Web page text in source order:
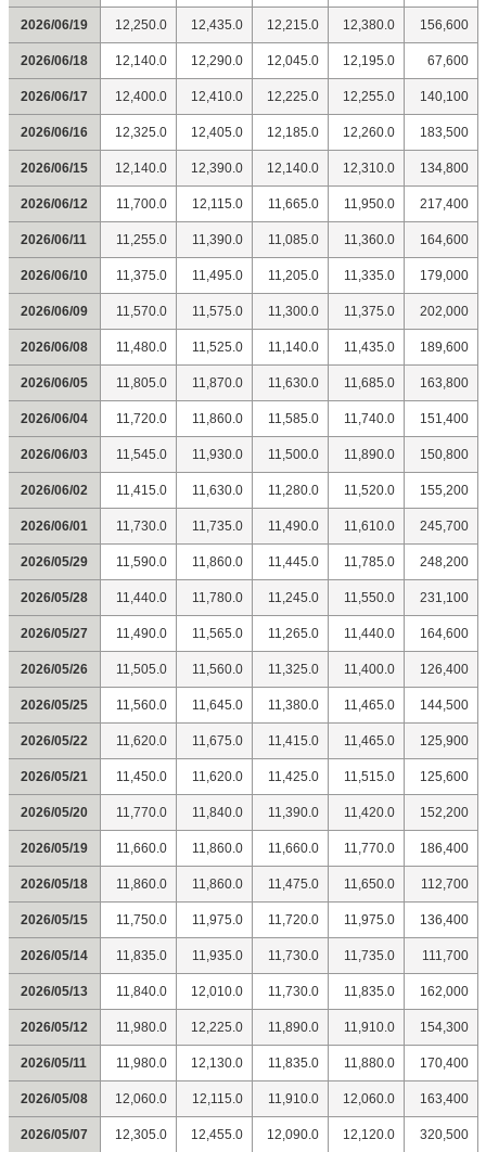
2026/06/19 12,250.0 12,435.0 12,215.0 12,380.0 156,600
2026/06/18 12,140.0 12,290.0 12,045.0 12,195.0 67,600
2026/06/17 12,400.0 12,410.0 12,225.0 12,255.0 140,100
2026/06/16 12,325.0 12,405.0 12,185.0 12,260.0 183,500
2026/06/15 12,140.0 12,390.0 12,140.0 12,310.0 134,800
2026/06/12 11,700.0 12,115.0 11,665.0 11,950.0 217,400
2026/06/11 11,255.0 11,390.0 11,085.0 11,360.0 164,600
2026/06/10 11,375.0 11,495.0 11,205.0 11,335.0 179,000
2026/06/09 11,570.0 11,575.0 11,300.0 11,375.0 202,000
2026/06/08 11,480.0 11,525.0 11,140.0 11,435.0 189,600
2026/06/05 11,805.0 11,870.0 11,630.0 11,685.0 163,800
2026/06/04 11,720.0 11,860.0 11,585.0 11,740.0 151,400
2026/06/03 11,545.0 11,930.0 11,500.0 11,890.0 150,800
2026/06/02 11,415.0 11,630.0 11,280.0 11,520.0 155,200
2026/06/01 11,730.0 11,735.0 11,490.0 11,610.0 245,700
2026/05/29 11,590.0 11,860.0 11,445.0 11,785.0 248,200
2026/05/28 11,440.0 11,780.0 11,245.0 11,550.0 231,100
2026/05/27 11,490.0 11,565.0 11,265.0 11,440.0 164,600
2026/05/26 11,505.0 11,560.0 11,325.0 11,400.0 126,400
2026/05/25 11,560.0 11,645.0 11,380.0 11,465.0 144,500
2026/05/22 11,620.0 11,675.0 11,415.0 11,465.0 125,900
2026/05/21 11,450.0 11,620.0 11,425.0 11,515.0 125,600
2026/05/20 11,770.0 11,840.0 11,390.0 11,420.0 152,200
2026/05/19 11,660.0 11,860.0 11,660.0 11,770.0 186,400
2026/05/18 11,860.0 11,860.0 11,475.0 11,650.0 112,700
2026/05/15 11,750.0 11,975.0 11,720.0 11,975.0 136,400
2026/05/14 11,835.0 11,935.0 11,730.0 11,735.0 111,700
2026/05/13 11,840.0 12,010.0 11,730.0 11,835.0 162,000
2026/05/12 11,980.0 12,225.0 11,890.0 11,910.0 154,300
2026/05/11 11,980.0 12,130.0 11,835.0 11,880.0 170,400
2026/05/08 12,060.0 12,115.0 11,910.0 12,060.0 163,400
2026/05/07 12,305.0 12,455.0 12,090.0 12,120.0 320,500